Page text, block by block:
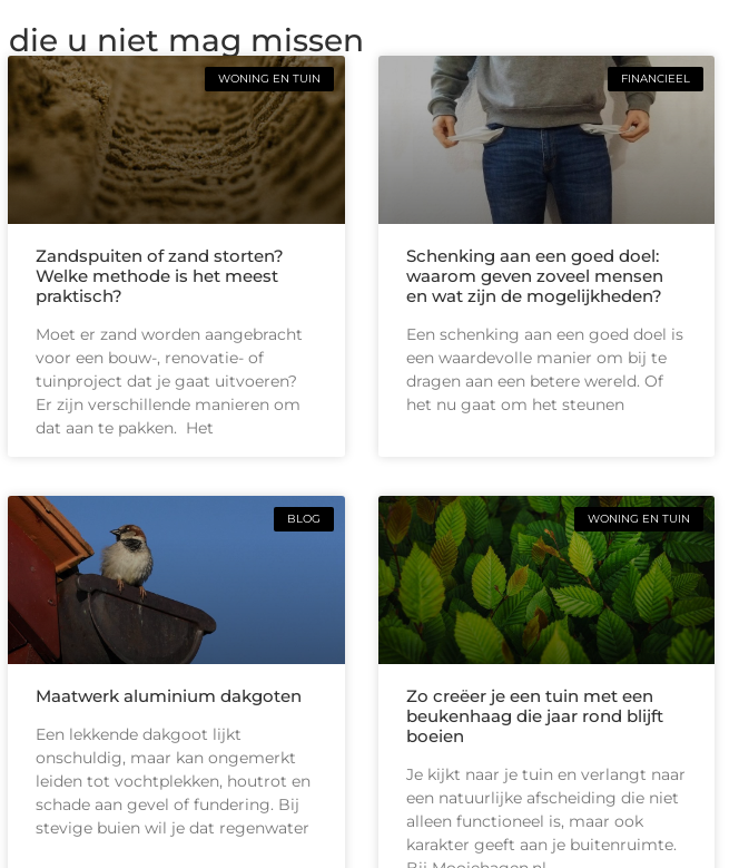
die u niet mag missen
WONING EN TUIN
Zandspuiten of zand storten?
Welke methode is het meest
praktisch?
Moet er zand worden aangebracht
voor een bouw-, renovatie- of
tuinproject dat je gaat uitvoeren?
Er zijn verschillende manieren om
dat aan te pakken. Het
FINANCIEEL
Schenking aan een goed doel:
waarom geven zoveel mensen
en wat zijn de mogelijkheden?
Een schenking aan een goed doel is
een waardevolle manier om bij te
dragen aan een betere wereld. Of
het nu gaat om het steunen
BLOG
Maatwerk aluminium dakgoten
Een lekkende dakgoot lijkt
onschuldig, maar kan ongemerkt
leiden tot vochtplekken, houtrot en
schade aan gevel of fundering. Bij
stevige buien wil je dat regenwater
WONING EN TUIN
Zo creëer je een tuin met een
beukenhaag die jaar rond blijft
boeien
Je kijkt naar je tuin en verlangt naar
een natuurlijke afscheiding die niet
alleen functioneel is, maar ook
karakter geeft aan je buitenruimte.